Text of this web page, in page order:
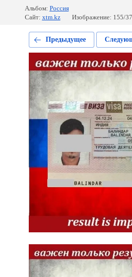
Альбом: Россия
Сайт: xtm.kz Изображение: 155/
Предыдущее